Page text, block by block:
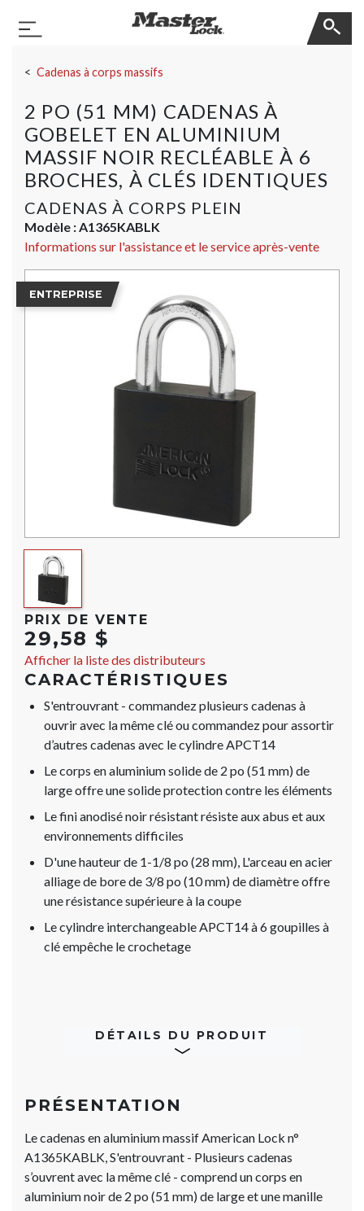
Basculer la navigation
Cadenas à corps massifs
2 PO (51 MM) CADENAS À
GOBELET EN ALUMINIUM
MASSIF NOIR RECLÉABLE À 6
BROCHES, À CLÉS IDENTIQUES
CADENAS À CORPS PLEIN
Modèle :A1365KABLK
Informations sur l'assistance et le service après-vente
ENTREPRISE
PRIX DE VENTE
29,58 $
Afficher la liste des distributeurs
CARACTÉRISTIQUES
S'entrouvrant - commandez plusieurs cadenas à
ouvrir avec la même clé ou commandez pour assortir
d’autres cadenas avec le cylindre APCT14
Le corps en aluminium solide de 2 po (51 mm) de
large offre une solide protection contre les éléments
Le fini anodisé noir résistant résiste aux abus et aux
environnements difficiles
D'une hauteur de 1-1/8 po (28 mm), L'arceau en acier
alliage de bore de 3/8 po (10 mm) de diamètre offre
une résistance supérieure à la coupe
Le cylindre interchangeable APCT14 à 6 goupilles à
clé empêche le crochetage
DÉTAILS DU PRODUIT
PRÉSENTATION
Le cadenas en aluminium massif American Lock n°
A1365KABLK, S'entrouvrant - Plusieurs cadenas
s’ouvrent avec la même clé - comprend un corps en
aluminium noir de 2 po (51 mm) de large et une manille